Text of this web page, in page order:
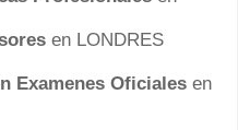
en LONDRES
Examenes Oficiales en